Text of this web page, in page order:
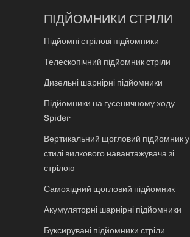
ПІДЙОМНИКИ СТРІЛИ
Підйомні стрілові підйомники
Телескопічний підйомник стріли
Дизельні шарнірні підйомники
Підйомники на гусеничному ходу
Spider
Вертикальний щогловий підйомник у
стилі вилкового навантажувача зі
стрілою
Самохідний щогловий підйомник
Акумуляторні шарнірні підйомники
Буксирувані підйомники стріли